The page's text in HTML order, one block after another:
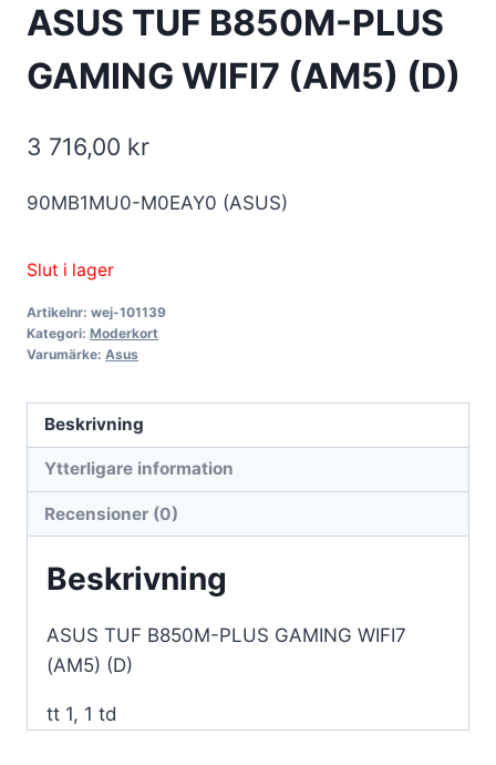
ASUS TUF B850M-PLUS
GAMING WIFI7 (AM5) (D)
3 716,00 kr
90MB1MU0-M0EAY0 (ASUS)
Slut i lager
Artikelnr: wej-101139
Kategori: Moderkort
Varumärke: Asus
Beskrivning
Ytterligare information
Recensioner (0)
Beskrivning
ASUS TUF B850M-PLUS GAMING WIFI7
(AM5) (D)
tt 1, 1 td